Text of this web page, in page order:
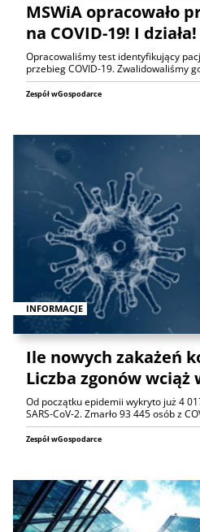
MSWiA opracowało
na COVID-19! I działa!
Opracowaliśmy test identyfikujący
przebieg COVID-19. Zwalidowaliśmy
Zespół wGospodarce
INFORMACJE
Ile nowych zakażeń
Liczba zgonów wciąż
Od początku epidemii wykryto już 4
SARS-CoV-2. Zmarło 93 445 osób z
Zespół wGospodarce